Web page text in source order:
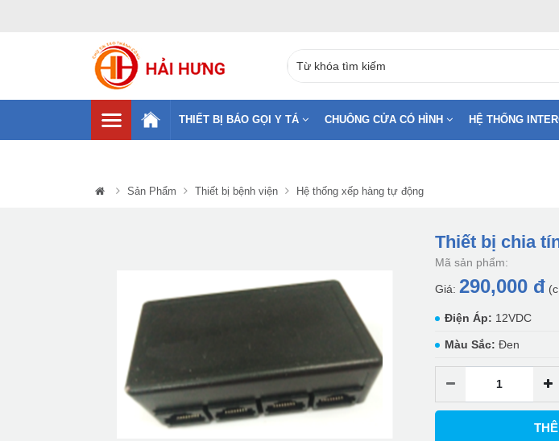
THIẾT BỊ BÁO GỌI Y TÁ CHUÔNG CỬA CÓ HÌNH HỆ THỐNG
Sản Phẩm Thiết bị bệnh viện Hệ thống xếp hàng tự động
Thiết bị chia
Mã sản phẩm:
Giá: 290,000 đ
Điện Áp: 12VDC
Màu Sắc: Đen